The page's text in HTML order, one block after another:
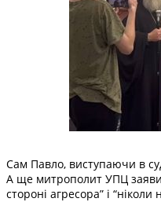
Сам Павло, виступаючи в
А ще митрополит УПЦ
стороні агресора” і